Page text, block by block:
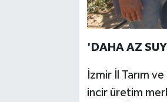
'DAHA AZ
İzmir İl Tarım
incir üretim